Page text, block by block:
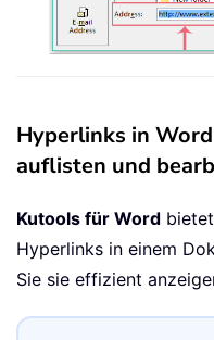
Hyperlinks in
auflisten und
Kutools für Word
Hyperlinks in einem
Sie sie effizient